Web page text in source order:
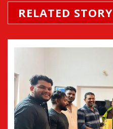
RELATED STORY